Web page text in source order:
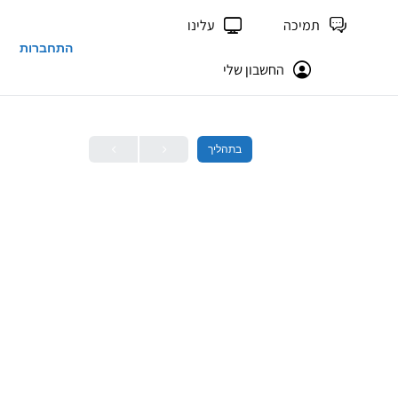
תמיכה עלינו
החשבון שלי
התחברות
בתהליך